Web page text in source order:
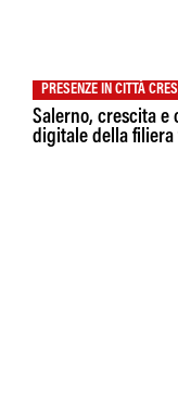
PRESENZE IN CITTÀ
Salerno, crescita
digitale della